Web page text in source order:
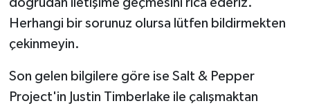
doğrudan iletişime geçmesini rica ederiz.
Herhangi bir sorunuz olursa lütfen bildirmekten
çekinmeyin.
Son gelen bilgilere göre ise Salt & Pepper
Project'in Justin Timberlake ile çalışmaktan